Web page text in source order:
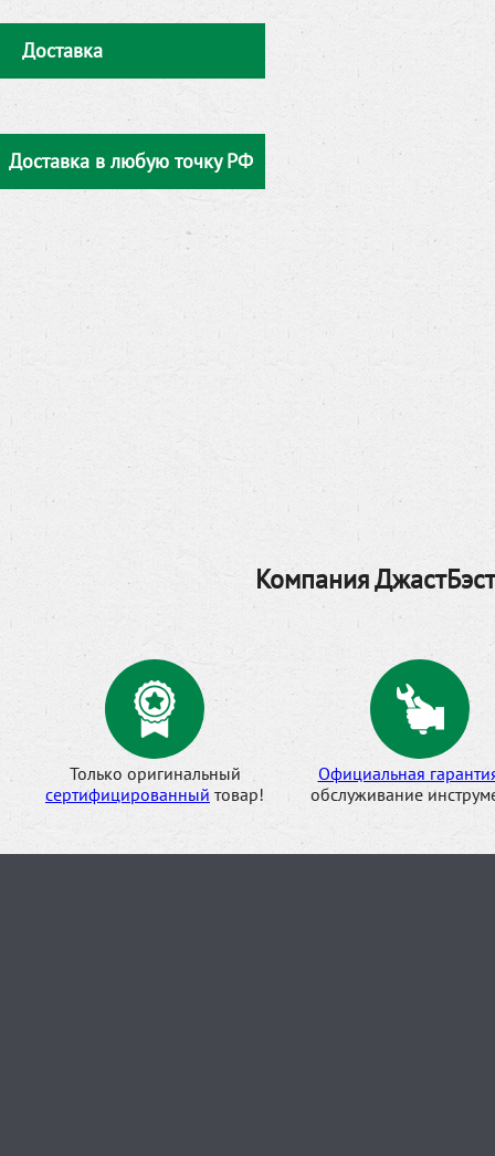
Доставка
Доставка в любую точку РФ
Компания
Только оригинальный
сертифицированный товар!
Официальная
обслуживание